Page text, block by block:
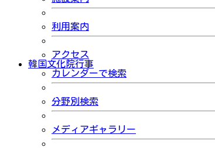
利用案内
アクセス
韓国文化院行事
カレンダーで検索
分野別検索
メディアギャラリー